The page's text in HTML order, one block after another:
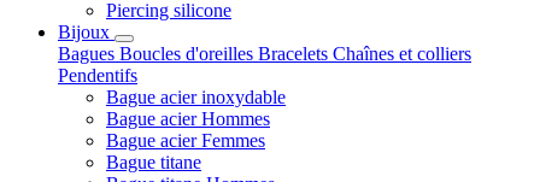
Piercing silicone
Bijoux
Bagues Boucles d'oreilles Bracelets Chaînes et colliers
Pendentifs
Bague acier inoxydable
Bague acier Hommes
Bague acier Femmes
Bague titane